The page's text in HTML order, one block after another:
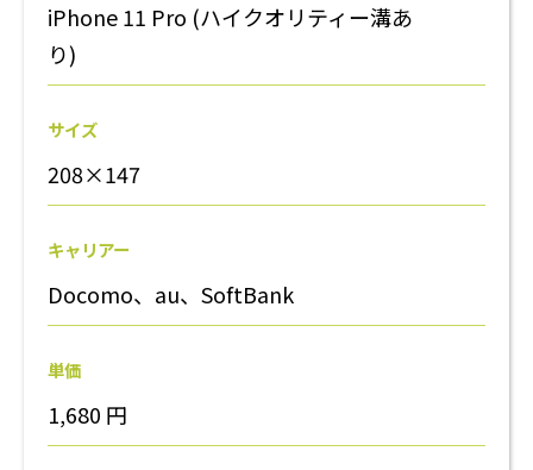
iPhone 11 Pro (ハイクオリティー溝あ
り)
サイズ
208×147
キャリアー
Docomo、au、SoftBank
単価
1,680 円